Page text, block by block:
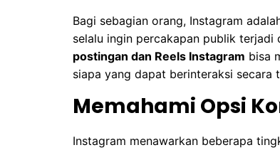
Bagi sebagian orang, Instagram
selalu ingin percakapan publik
postingan dan Reels Instagram bisa
siapa yang dapat berinteraksi secara
Memahami Opsi
Instagram menawarkan beberapa